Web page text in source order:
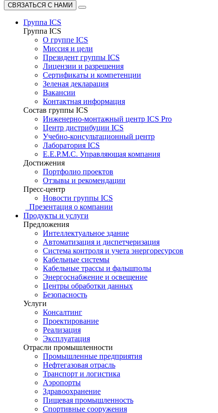
СВЯЗАТЬСЯ С НАМИ
Группа ICS
Группа ICS
О группе ICS
Миссия и цели
Президент группы ICS
Лицензии и разрешения
Сертификаты и компетенции
Зеленая декларация
Вакансии
Контактная информация
Состав группы ICS
Инженерно-монтажный центр ICS Pro
Центр дистрибуции ICS
Учебно-консультационный центр
Лаборатория ICS
E.E.P.M.C. Управляющая компания
Достижения
Портфолио проектов
Отзывы и рекомендации
Пресс-центр
Новости группы ICS
Презентация о компании
Продукты и услуги
Предложения
Интеллектуальное здание
Автоматизация и диспетчеризация
Система контроля и учета энергоресурсов
Кабельные системы
Кабельные трассы и фальшполы
Энергоснабжение и освещение
Центры обработки данных
Безопасность
Услуги
Консалтинг
Проектирование
Реализация
Эксплуатация
Отрасли промышленности
Промышленные предприятия
Нефтегазовая отрасль
Транспорт и логистика
Аэропорты
Здравоохранение
Пищевая промышленность
Спортивные сооружения